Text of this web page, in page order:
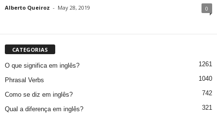
Alberto Queiroz - May 28, 2019 0
CATEGORIAS
O que significa em inglês? 1261
Phrasal Verbs 1040
Como se diz em inglês? 742
Qual a diferença em inglês? 321